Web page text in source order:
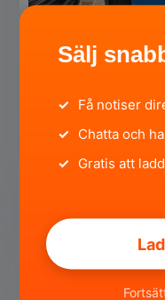
Skåne län,
17 000 SEK
Sälj
✓ Få notiser
✓ Chatta och
✓ Gratis att